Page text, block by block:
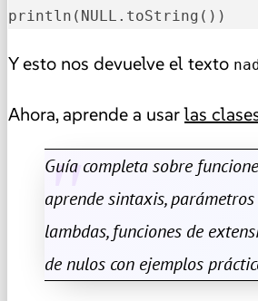
println(NULL.toString())
Y esto nos devuelve el texto
Ahora, aprende a usarlas
Guía completa sobre
aprende sintaxis,
lambdas, funciones de
de nulos con ejemplos